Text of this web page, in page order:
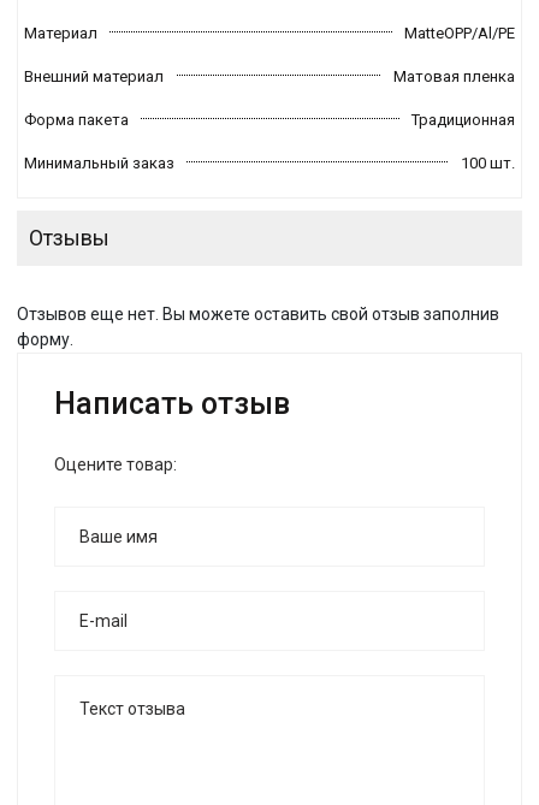
Материал MatteOPP/Al/PE
Внешний материал Матовая пленка
Форма пакета Традиционная
Минимальный заказ 100 шт.
Отзывы
Отзывов еще нет. Вы можете оставить свой отзыв заполнив
форму.
Написать отзыв
Оцените товар: